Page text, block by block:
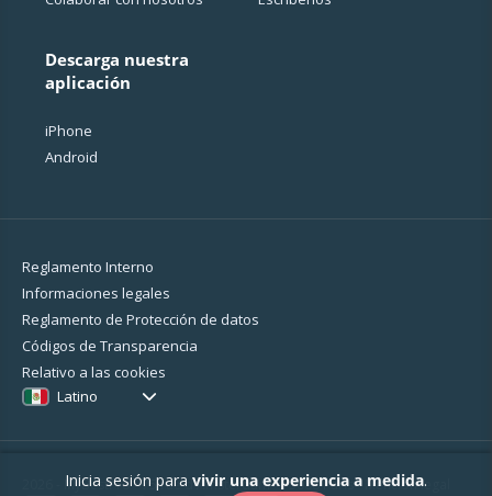
Descarga nuestra
aplicación
iPhone
Android
Reglamento Interno
Informaciones legales
Reglamento de Protección de datos
Códigos de Transparencia
Relativo a las cookies
Latino
2026 - MyBestPro - 75 rue d'Amsterdam - 75008 Paris - Mención legal
Inicia sesión para vivir una experiencia a medida.